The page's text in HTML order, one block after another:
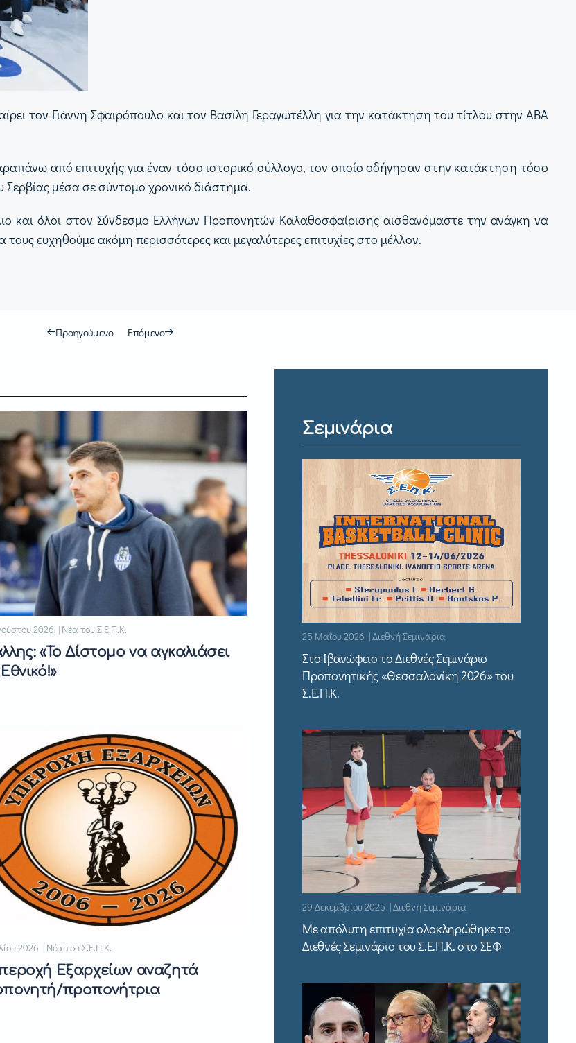
τον Γιάννη Σφαιρόπουλο και τον Βασίλη Γεραγωτέλλη για την κατάκτηση του τίτλου στην ABA
από επιτυχής για έναν τόσο ιστορικό σύλλογο, τον οποίο οδήγησαν στην κατάκτηση τόσο
μέσα σε σύντομο χρονικό διάστημα.
και όλοι στον Σύνδεσμο Ελλήνων Προπονητών Καλαθοσφαίρισης αισθανόμαστε την ανάγκη να
ευχηθούμε ακόμη περισσότερες και μεγαλύτερες επιτυχίες στο μέλλον.
Προηγούμενο Επόμενο
2026 | Νέα του Σ.Ε.Π.Κ.
«Το Δίστομο να αγκαλιάσει
2026 | Νέα του Σ.Ε.Π.Κ.
Εξαρχείων αναζητά
προπονήτρια
Σεμινάρια
25 Μαΐου 2026 | Διεθνή Σεμινάρια
Στο Ιβανώφειο το Διεθνές Σεμινάριο
Προπονητικής «Θεσσαλονίκη 2026» του
Σ.Ε.Π.Κ.
29 Δεκεμβρίου 2025 | Διεθνή Σεμινάρια
Με απόλυτη επιτυχία ολοκληρώθηκε το
Διεθνές Σεμινάριο του Σ.Ε.Π.Κ. στο ΣΕΦ